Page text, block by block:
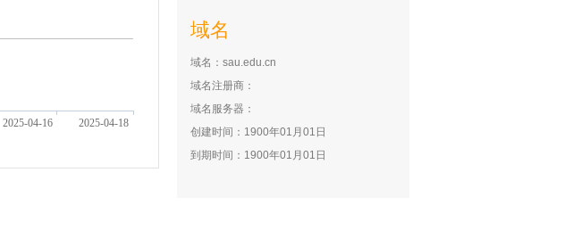
2025-04-16 2025-04-18
域名
域名：sau.edu.cn
域名注册商：
域名服务器：
创建时间：1900年01月01日
到期时间：1900年01月01日